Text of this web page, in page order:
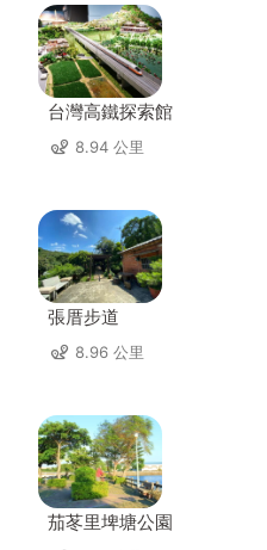
台灣高鐵探索館
8.94 公里
張厝步道
8.96 公里
茄苳里埤塘公園